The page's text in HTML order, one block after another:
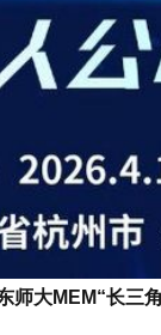
师大MEM“长三